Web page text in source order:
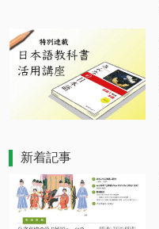
新着記事